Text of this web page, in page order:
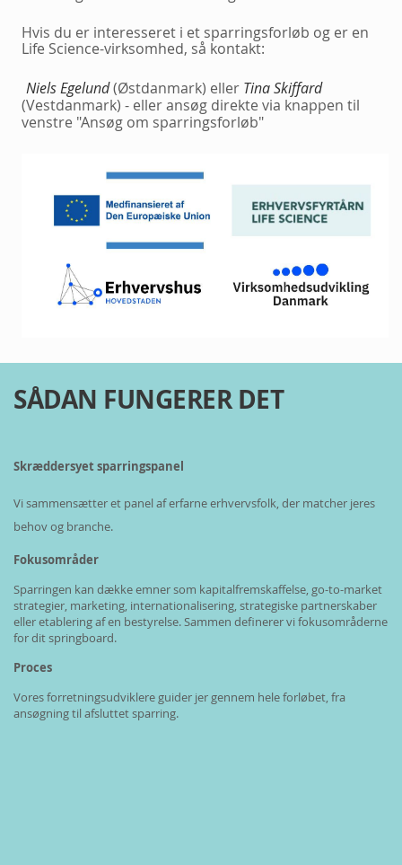
Hvis du er interesseret i et sparringsforløb og er en
Life Science-virksomhed, så kontakt:
Niels Egelund(Østdanmark) eller Tina Skiffard
(Vestdanmark) - eller ansøg direkte via knappen til
venstre "Ansøg om sparringsforløb"
SÅDAN FUNGERER DET
Skræddersyet sparringspanel
Vi sammensætter et panel af erfarne erhvervsfolk, der matcher jeres
behov og branche.
Fokusområder
Sparringen kan dække emner som kapitalfremskaffelse, go-to-market
strategier, marketing, internationalisering, strategiske partnerskaber
eller etablering af en bestyrelse. Sammen definerer vi fokusområderne
for dit springboard.
Proces
Vores forretningsudviklere guider jer gennem hele forløbet, fra
ansøgning til afsluttet sparring.